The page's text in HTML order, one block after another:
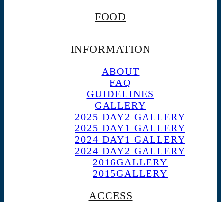
FOOD
INFORMATION
ABOUT
FAQ
GUIDELINES
GALLERY
2025 DAY2 GALLERY
2025 DAY1 GALLERY
2024 DAY1 GALLERY
2024 DAY2 GALLERY
2016GALLERY
2015GALLERY
ACCESS